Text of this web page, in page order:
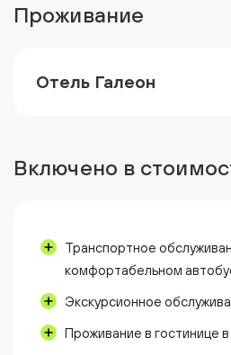
Проживание
Отель Галеон
Включено в
Транспортное
комфортабельном
Экскурсионное
Проживание в гостинице в